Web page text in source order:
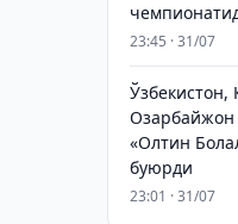
23:45 · 31/07
Ўзбекистон,
«Олтин
буюрди
23:01 · 31/07